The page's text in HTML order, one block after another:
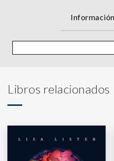
Libros relacionados